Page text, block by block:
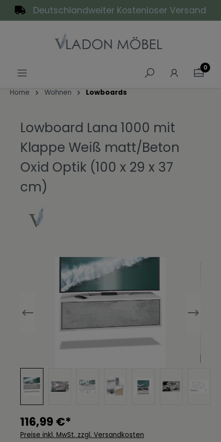
springenDeutschlandweiter Kostenloser Versand
0
Home Wohnen Lowboards
Lowboard Lana 1000 mit
Klappe Weiß matt/Beton
Oxid Optik (100 x 29 x 37
cm)
Bildergalerie überspringen
116,99 €*
Preise inkl. MwSt. zzgl. Versandkosten